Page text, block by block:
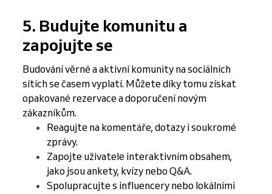
5. Budujte komunitu a
zapojujte se
Budování věrné a aktivní komunity na sociálních
sítích se časem vyplatí. Můžete díky tomu získat
opakované rezervace a doporučení novým
zákazníkům.
Reagujte na komentáře, dotazy i soukromé
zprávy.
Zapojte uživatele interaktivním obsahem,
jako jsou ankety, kvízy nebo Q&A.
Spolupracujte s influencery nebo lokálními